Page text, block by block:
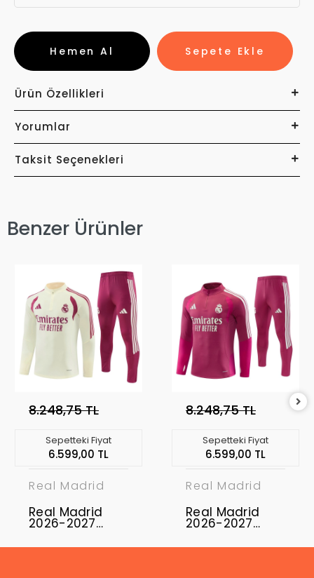
Sepete Ekle
Hemen Al
Ürün Özellikleri
Yorumlar
Taksit Seçenekleri
Benzer Ürünler
8.248,75 TL
Sepetteki Fiyat
6.599,00 TL
Real Madrid
Real Madrid
2026-2027
RMD-03
8.248,75 TL
Sepetteki Fiyat
6.599,00 TL
Real Madrid
Real Madrid
2026-2027
RMD-04